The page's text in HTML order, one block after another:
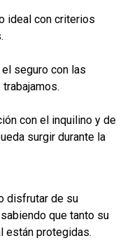
ideal con criterios
seguro con las
con el inquilino y de
surgir durante la
disfrutar de su
que tanto su
están protegidas.